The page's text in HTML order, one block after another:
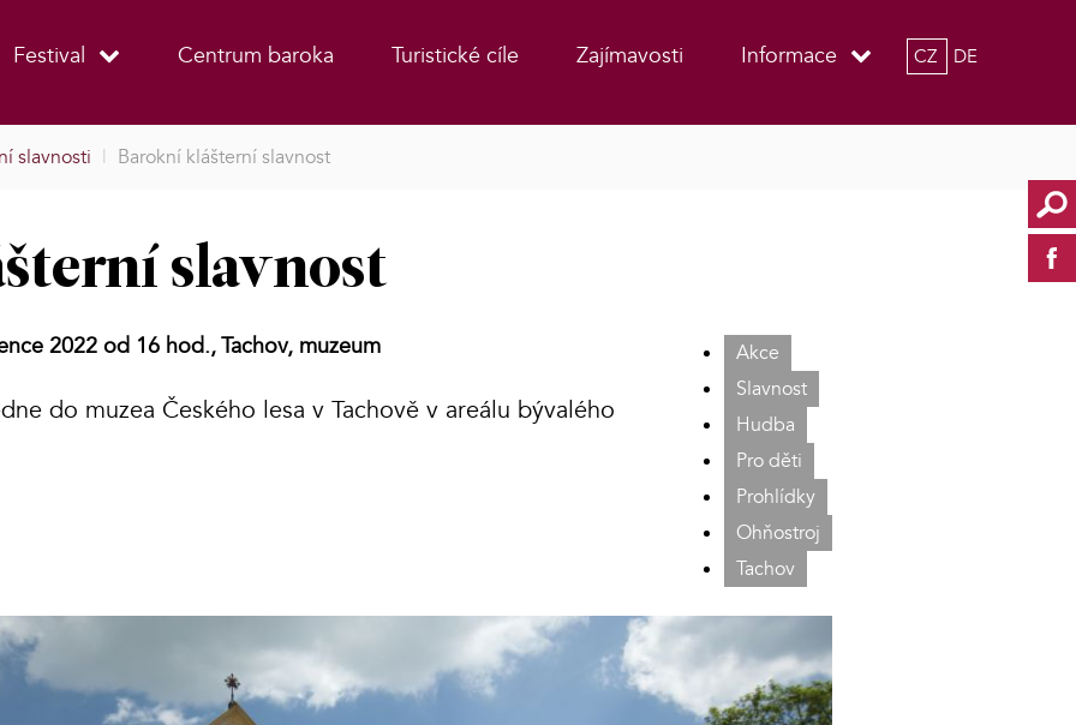
Festival Centrum baroka Turistické cíle Zajímavosti Informace CZ DE
slavnosti | Barokní klášterní slavnost
slavnost
Akce
Slavnost
Hudba
Pro děti
Prohlídky
Ohňostroj
Tachov
2022 od 16 hod.,Tachov, muzeum
do muzea Českého lesa v Tachově v areálu bývalého